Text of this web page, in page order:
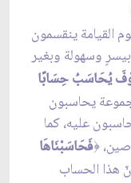
القيامة ينقسمون
وسهولة وبغير
يُحَاسَبُ حِسَابًا
يحاسبون
عليه، كما
﴿فَحَاسَبْنَاهَا
هذا الحساب